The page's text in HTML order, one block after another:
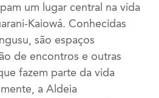
um lugar central na vida
Kaiowá. Conhecidas
são espaços
de encontros e outras
fazem parte da vida
a Aldeia